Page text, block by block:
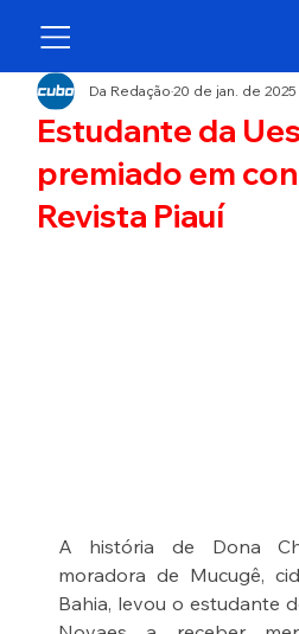
Estudante da
premiado em
Revista Piauí
Da Redação20 de jan. de 2025
A história de Dona
moradora de Mucugê,
Bahia, levou o estudante